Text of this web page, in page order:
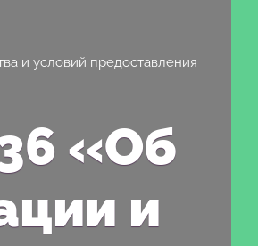
и условий предоставления
«Об
и